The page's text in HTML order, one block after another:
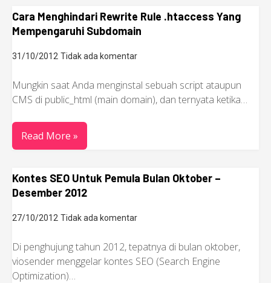
Cara Menghindari Rewrite Rule .htaccess Yang
Mempengaruhi Subdomain
31/10/2012 Tidak ada komentar
Mungkin saat Anda menginstal sebuah script ataupun
CMS di public_html (main domain), dan ternyata ketika…
Read More »
Kontes SEO Untuk Pemula Bulan Oktober –
Desember 2012
27/10/2012 Tidak ada komentar
Di penghujung tahun 2012, tepatnya di bulan oktober,
viosender menggelar kontes SEO (Search Engine
Optimization)…